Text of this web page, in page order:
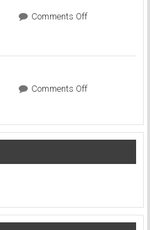
Comments Offon
Comments Offon